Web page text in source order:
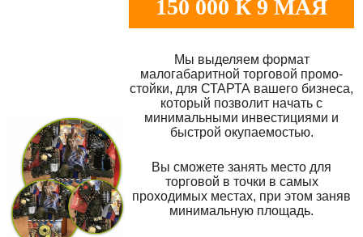
150 000 К 9 МАЯ
Мы выделяем формат
малогабаритной торговой промо-
стойки, для СТАРТА вашего бизнеса,
который позволит начать с
минимальными инвестициями и
быстрой окупаемостью.
Вы сможете занять место для
торговой в точки в самых
проходимых местах, при этом заняв
минимальную площадь.